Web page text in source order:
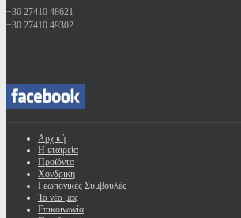
+30 27410 48621
+30 27410 49302
Αρχική
Η εταιρεία
Προϊόντα
Χονδρική
Γεωπονικές Συμβουλές
Τα νέα μας
Επικοινωνία